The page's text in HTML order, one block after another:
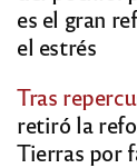
es el gran
el estrés
Tras
retiró la
Tierras por